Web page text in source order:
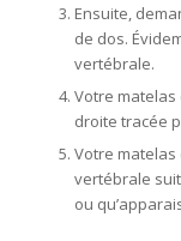
Ensuite,
de dos.
vertébrale.
Votre
droite tracée
Votre
vertébrale
ou